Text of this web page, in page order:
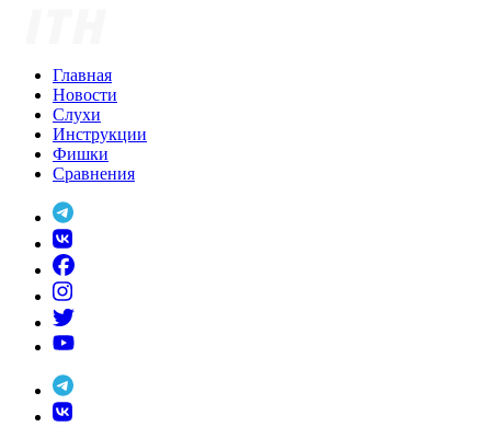
Главная
Новости
Слухи
Инструкции
Фишки
Сравнения